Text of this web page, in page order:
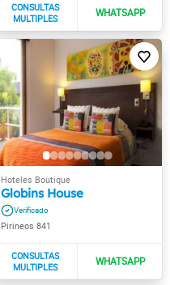
Globins House
Pirineos 841